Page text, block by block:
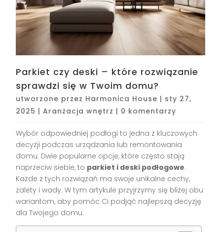
Parkiet czy deski – które rozwiązanie
sprawdzi się w Twoim domu?
utworzone przez Harmonica House | sty 27,
2025 |Aranżacja wnętrz | 0 komentarzy
Wybór odpowiedniej podłogi to jedna z kluczowych
decyzji podczas urządzania lub remontowania
domu. Dwie popularne opcje, które często stają
naprzeciw siebie, to parkiet i deski podłogowe.
Każde z tych rozwiązań ma swoje unikalne cechy,
zalety i wady. W tym artykule przyjrzymy się bliżej obu
wariantom, aby pomóc Ci podjąć najlepszą decyzję
dla Twojego domu.